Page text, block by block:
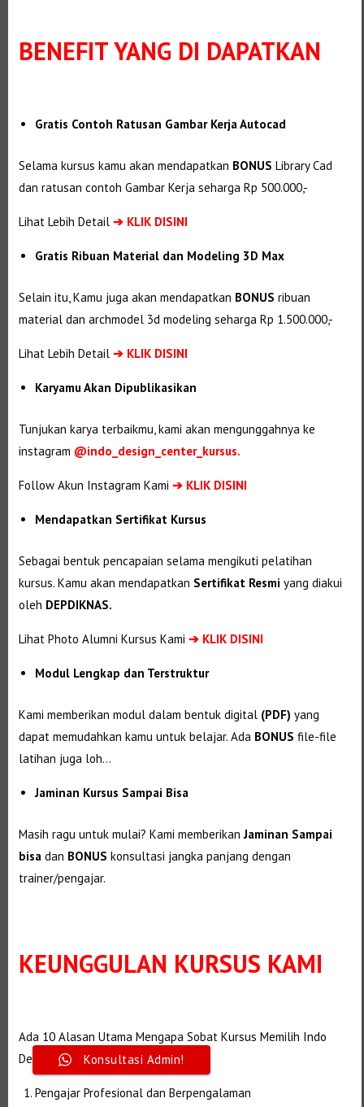
BENEFITYANG DI DAPATKAN
Gratis Contoh Ratusan Gambar Kerja Autocad
Selama kursus kamu akan mendapatkan BONUS Library Cad
dan ratusan contoh Gambar Kerja seharga Rp 500.000,-
Lihat Lebih Detail➔ KLIK DISINI
Gratis Ribuan Material dan Modeling 3D Max
Selain itu, Kamu juga akan mendapatkan BONUS ribuan
material danarchmodel 3d modeling seharga Rp 1.500.000,-
Lihat Lebih Detail➔ KLIK DISINI
Karyamu Akan Dipublikasikan
Tunjukan karya terbaikmu, kami akan mengunggahnya ke
instagram @indo_design_center_kursus.
Follow Akun Instagram Kami➔ KLIK DISINI
Mendapatkan Sertifikat Kursus
Sebagai bentuk pencapaian selama mengikuti pelatihan
kursus. Kamu akan mendapatkan Sertifikat Resmi yang diakui
oleh DEPDIKNAS.
Lihat Photo Alumni Kursus Kami➔ KLIK DISINI
Modul Lengkap dan Terstruktur
Kami memberikan modul dalam bentuk digital (PDF) yang
dapat memudahkan kamu untuk belajar. Ada BONUS file-file
latihan juga loh…
Jaminan Kursus Sampai Bisa
Masih ragu untuk mulai? Kami memberikanJaminan Sampai
bisa dan BONUS konsultasi jangka panjang dengan
trainer/pengajar.
KEUNGGULAN KURSUS KAMI
Ada 10 Alasan Utama Mengapa Sobat Kursus Memilih Indo
Design Center :Selanjutnya.
Pengajar Profesional dan Berpengalaman
Konsultasi Admin!